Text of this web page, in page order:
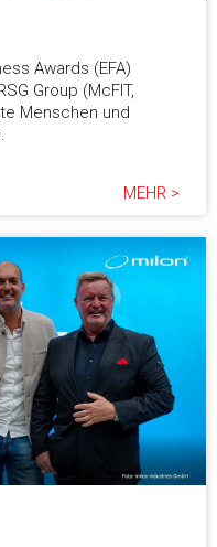
Awards (EFA)
Group (McFIT,
Menschen und
MEHR >